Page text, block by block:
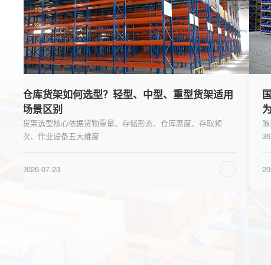
国标强制执行重塑行业门槛！合规化、绿色化成
为货架行业发展底色
随着 GB/T 39683-2020《钢货架结构设计规范》、GB/T
36135-2018《立体仓库组合式钢结构货架技术条件》两大国标
2026-07-23